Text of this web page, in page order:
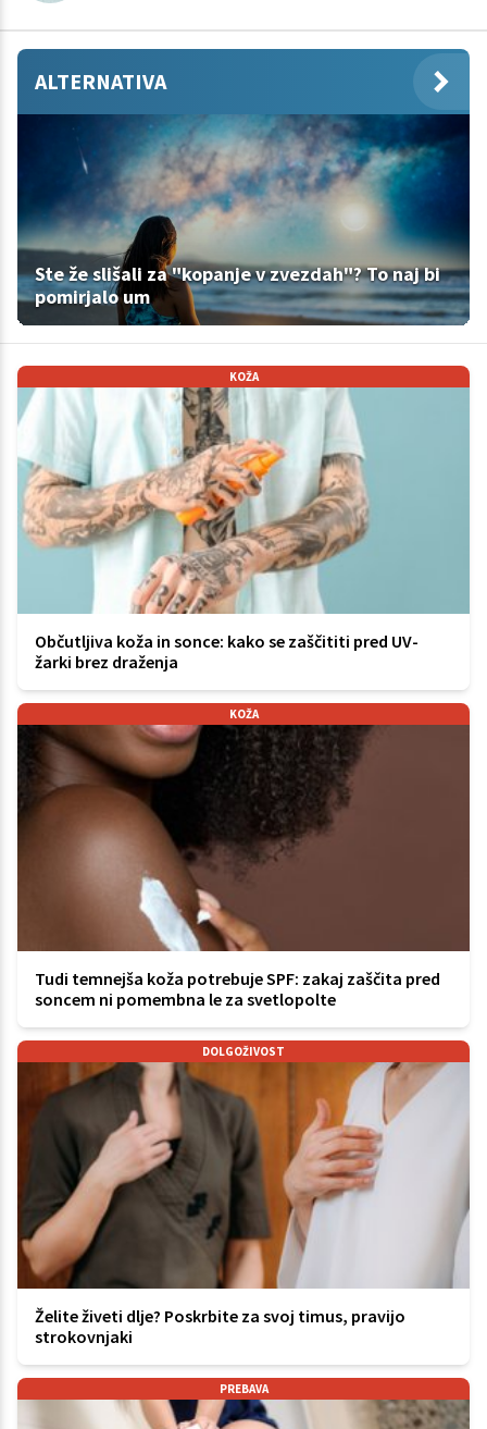
ALTERNATIVA
Ste že slišali za "kopanje v zvezdah"? To naj bi
pomirjalo um
KOŽA
Občutljiva koža in sonce: kako se zaščititi pred UV-
žarki brez draženja
KOŽA
Tudi temnejša koža potrebuje SPF: zakaj zaščita pred
soncem ni pomembna le za svetlopolte
DOLGOŽIVOST
Želite živeti dlje? Poskrbite za svoj timus, pravijo
strokovnjaki
PREBAVA